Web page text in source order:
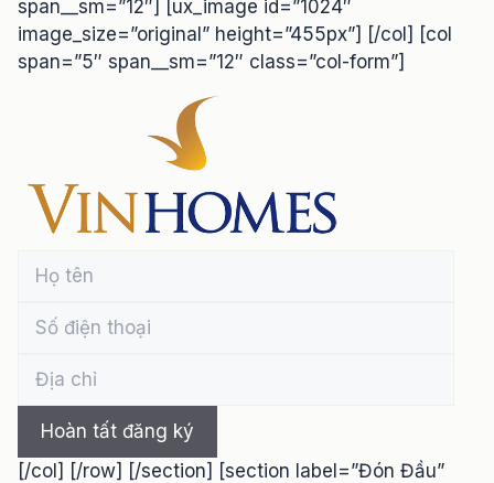
span__sm=”12″] [ux_image id=”1024″
image_size=”original” height=”455px”] [/col] [col
span=”5″ span__sm=”12″ class=”col-form”]
[/col] [/row] [/section] [section label=”Đón Đầu”